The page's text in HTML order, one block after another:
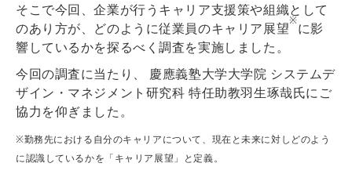
そこで今回、企業が行うキャリア支援策や組織として
のあり方が、どのように従業員のキャリア展望
※
に影
響しているかを探るべく調査を実施しました。
今回の調査に当たり、 慶應義塾大学大学院 システムデ
ザイン・マネジメント研究科 特任助教羽生琢哉氏にご
協力を仰ぎました。
※勤務先における自分のキャリアについて、現在と未来に対しどのよう
に認識しているかを「キャリア展望」と定義。